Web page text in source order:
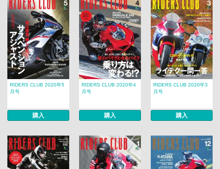
RIDERS CLUB 2020年5
月号
購入
RIDERS CLUB 2020年4
月号
購入
RIDERS CLUB 2020年3
月号
購入